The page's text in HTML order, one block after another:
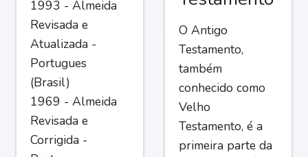
1993 - Almeida
Revisada e
Atualizada -
Portugues
(Brasil)
1969 - Almeida
Revisada e
Corrigida -
O Antigo
Testamento,
também
conhecido como
Velho
Testamento, é a
primeira parte da